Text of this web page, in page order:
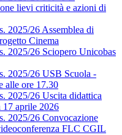
lievi criticità e azioni di
2025/26 Assemblea di
Cinema
2025/26 Sciopero Unicobas
2025/26 USB Scuola -
alle ore 17.30
2025/26 Uscita didattica
17 aprile 2026
2025/26 Convocazione
FLC CGIL